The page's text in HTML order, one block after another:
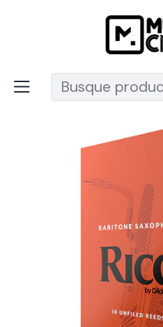
Recuerda que ahora nos